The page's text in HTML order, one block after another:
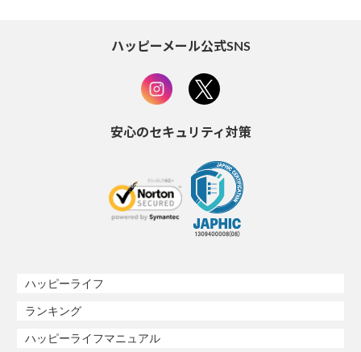
ハッピーメール公式SNS
安心のセキュリティ対策
ハッピーライフ
ランキング
ハッピーライフマニュアル